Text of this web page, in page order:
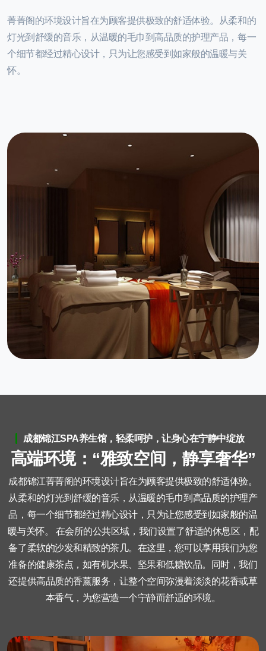
菁菁阁的环境设计旨在为顾客提供极致的舒适体验。从柔和的
灯光到舒缓的音乐，从温暖的毛巾到高品质的护理产品，每一
个细节都经过精心设计，只为让您感受到如家般的温暖与关
怀。
成都锦江SPA养生馆，轻柔呵护，让身心在宁静中绽放
高端环境： “雅致空间 ， 静享奢华”
成都锦江菁菁阁的环境设计旨在为顾客提供极致的舒适体验。
从柔和的灯光到舒缓的音乐，从温暖的毛巾到高品质的护理产
品，每一个细节都经过精心设计，只为让您感受到如家般的温
暖与关怀。 在会所的公共区域，我们设置了舒适的休息区，配
备了柔软的沙发和精致的茶几。在这里，您可以享用我们为您
准备的健康茶点，如有机水果、坚果和低糖饮品。同时，我们
还提供高品质的香薰服务，让整个空间弥漫着淡淡的花香或草
本香气，为您营造一个宁静而舒适的环境。